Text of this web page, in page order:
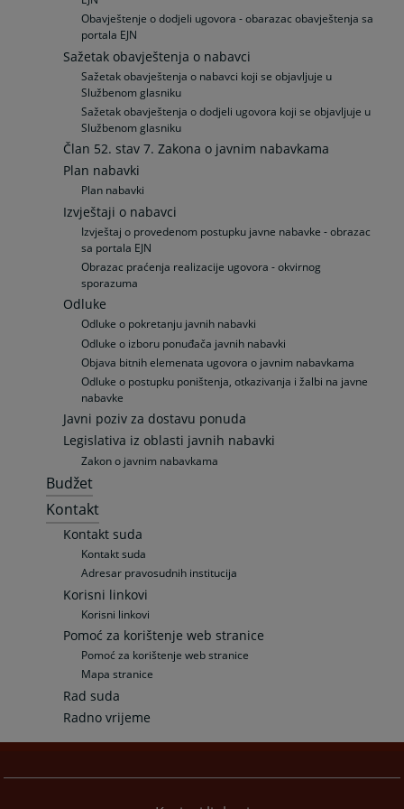
Obavještenje o dodjeli ugovora - obarazac obavještenja sa
portala EJN
Sažetak obavještenja o nabavci
Sažetak obavještenja o nabavci koji se objavljuje u
Službenom glasniku
Sažetak obavještenja o dodjeli ugovora koji se objavljuje u
Službenom glasniku
Član 52. stav 7. Zakona o javnim nabavkama
Plan nabavki
Plan nabavki
Izvještaji o nabavci
Izvještaj o provedenom postupku javne nabavke - obrazac
sa portala EJN
Obrazac praćenja realizacije ugovora - okvirnog
sporazuma
Odluke
Odluke o pokretanju javnih nabavki
Odluke o izboru ponuđača javnih nabavki
Objava bitnih elemenata ugovora o javnim nabavkama
Odluke o postupku poništenja, otkazivanja i žalbi na javne
nabavke
Javni poziv za dostavu ponuda
Legislativa iz oblasti javnih nabavki
Zakon o javnim nabavkama
Budžet
Kontakt
Kontakt suda
Kontakt suda
Adresar pravosudnih institucija
Korisni linkovi
Korisni linkovi
Pomoć za korištenje web stranice
Pomoć za korištenje web stranice
Mapa stranice
Rad suda
Radno vrijeme